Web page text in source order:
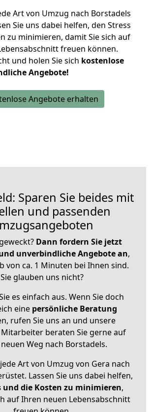
Art von Umzug nach Borstadels
Sie uns dabei helfen, den Stress
zu minimieren, damit Sie sich auf
freuen können.
und holen Sie sich kostenlose
Angebote!
Angebote erhalten
Sparen Sie beides mit
und passenden
Dann fordern Sie jetzt
unverbindliche Angebote an,
von ca. 1 Minuten bei Ihnen sind.
Sie glauben uns nicht?
es einfach aus. Wenn Sie doch
eine persönliche Beratung
rufen Sie uns an und unsere
beraten Sie gerne auf
Weg nach Borstadels.
Art von Umzug von Gera nach
Lassen Sie uns dabei helfen,
und die Kosten zu minimieren,
auf Ihren neuen Lebensabschnitt